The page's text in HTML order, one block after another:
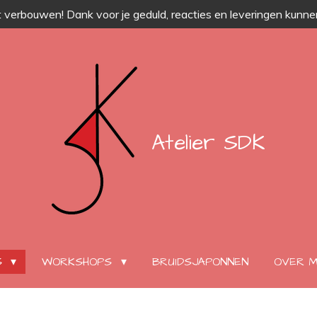
Dank voor je geduld, reacties en leveringen
Atelier SDK
WORKSHOPS BRUIDSJAPONNEN OVER